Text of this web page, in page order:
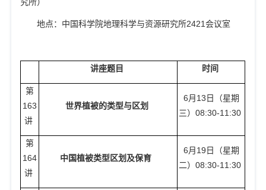
地点： 中国科学院地理科学与资源研究所2421会议室
讲座题目 时间
第
163
讲
世界植被的类型与区划
6月 13 日（星期
三）08:30-11:30
第
164
讲
中国植被类型区划及保育
6月 19 日（星期
二）08:30-11:30